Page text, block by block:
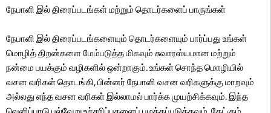
நேபாளி இல் திரைப்படங்கள் மற்றும் தொடர்களைப் பாருங்கள்
நேபாளி இல் திரைப்படங்களையும் தொடர்களையும் பார்ப்பது உங்கள்
மொழித் திறன்களை மேம்படுத்த மிகவும் சுவாரஸ்யமான மற்றும்
நன்மை பயக்கும் வழிகளில் ஒன்றாகும். உங்கள் சொந்த மொழியில்
வசன வரிகள் தொடங்கி, பின்னர் நேபாளி வசன வரிகளுக்கு மாறவும்
அல்லது எந்த வசன வரிகள் இல்லாமல் பார்க்க முயற்சிக்கவும். இந்த